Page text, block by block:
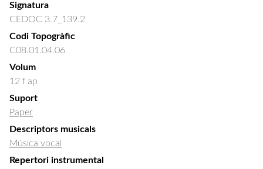
Signatura
CEDOC 3.7_139.2
Codi Topogràfic
C08.01.04.06
Volum
12 f ap
Suport
Paper
Descriptors musicals
Música vocal
Repertori instrumental